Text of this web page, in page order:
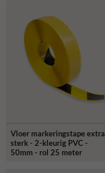
Vloer markeringstape extra
sterk - 2-kleurig PVC -
50mm - rol 25 meter